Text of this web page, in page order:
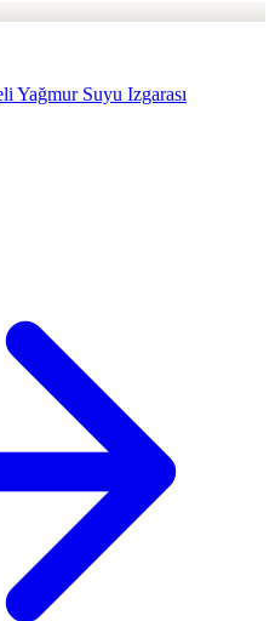
Yağmur Suyu Izgarası